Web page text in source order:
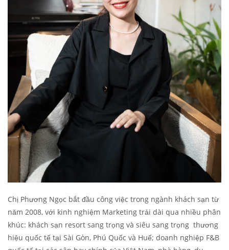
Chị Phương Ngọc bắt đầu công việc trong ngành khách sạn từ
năm 2008, với kinh nghiệm Marketing trải dài qua nhiều phân
khúc: khách sạn resort sang trọng và siêu sang trọng thương
hiệu quốc tế tại Sài Gòn, Phú Quốc và Huế; doanh nghiệp F&B